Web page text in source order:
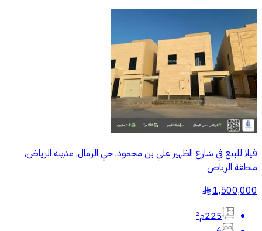
فيلا للبيع في شارع الظهير علي بن محمود, حي الرمال, مدينة الرياض,
منطقة الرياض
1,500,000
§
225م²